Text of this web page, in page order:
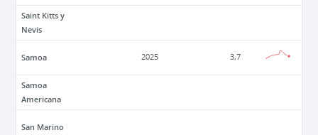
Saint Kitts y
Nevis
Samoa 2025 3,7
Samoa
Americana
San Marino